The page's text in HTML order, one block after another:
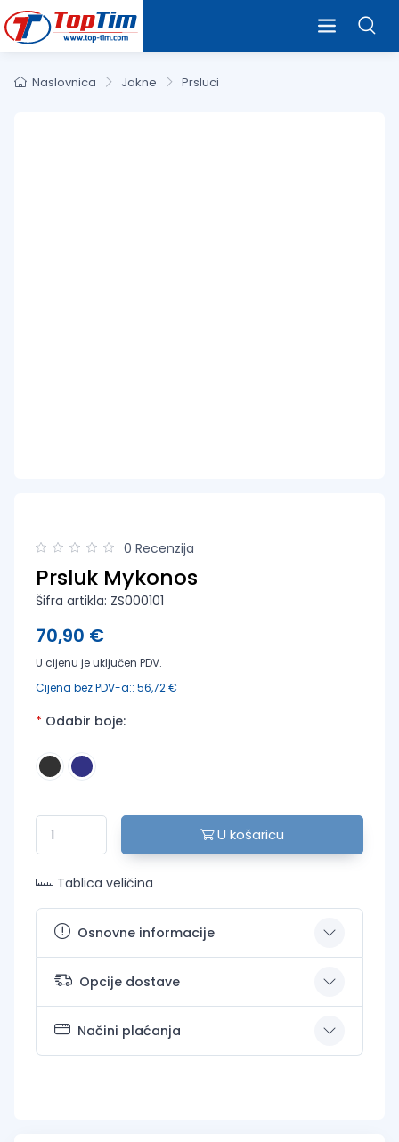
Naslovnica Jakne Prsluci
0 Recenzija
Prsluk Mykonos
Šifra artikla: ZS000101
70,90 €
U cijenu je uključen PDV.
Cijena bez PDV-a:: 56,72 €
* Odabir boje:
U košaricu
Tablica veličina
Osnovne informacije
Opcije dostave
Načini plaćanja